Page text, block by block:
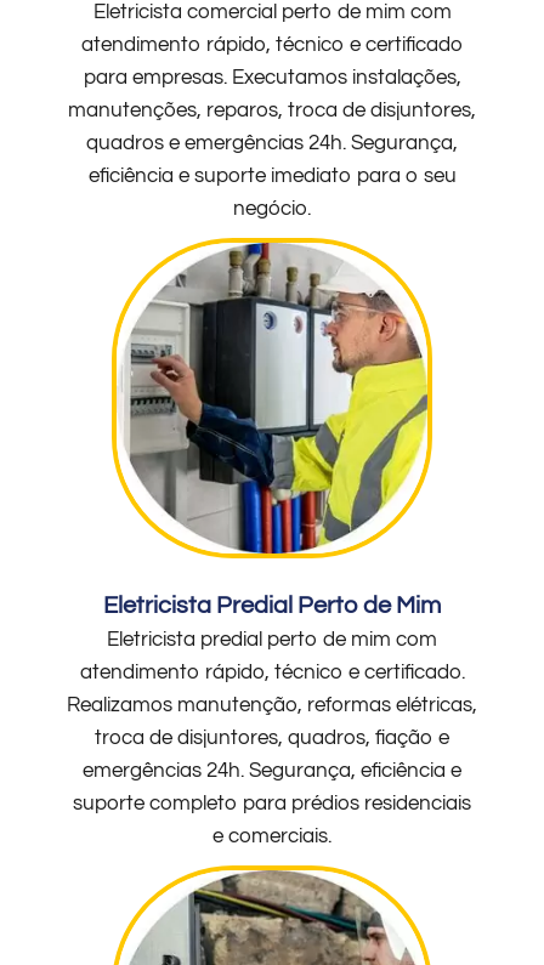
Eletricista comercial perto de mim com
atendimento rápido, técnico e certificado
para empresas. Executamos instalações,
manutenções, reparos, troca de disjuntores,
quadros e emergências 24h. Segurança,
eficiência e suporte imediato para o seu
negócio.
Eletricista Predial Perto de Mim
Eletricista predial perto de mim com
atendimento rápido, técnico e certificado.
Realizamos manutenção, reformas elétricas,
troca de disjuntores, quadros, fiação e
emergências 24h. Segurança, eficiência e
suporte completo para prédios residenciais
e comerciais.